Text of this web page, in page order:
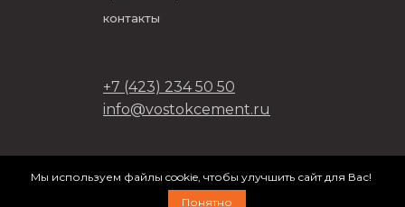
контакты
+7 (423) 234 50 50
info@vostokcement.ru
разработано вDVIGA
Мы используем файлы cookie, чтобы улучшить сайт для Вас!
Понятно